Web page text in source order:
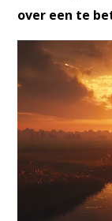
over een te